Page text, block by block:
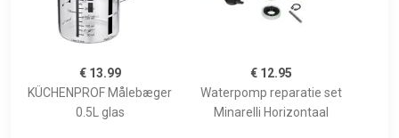
€ 13.99
KÜCHENPROF Målebæger
0.5L glas
€ 12.95
Waterpomp reparatie set
Minarelli Horizontaal